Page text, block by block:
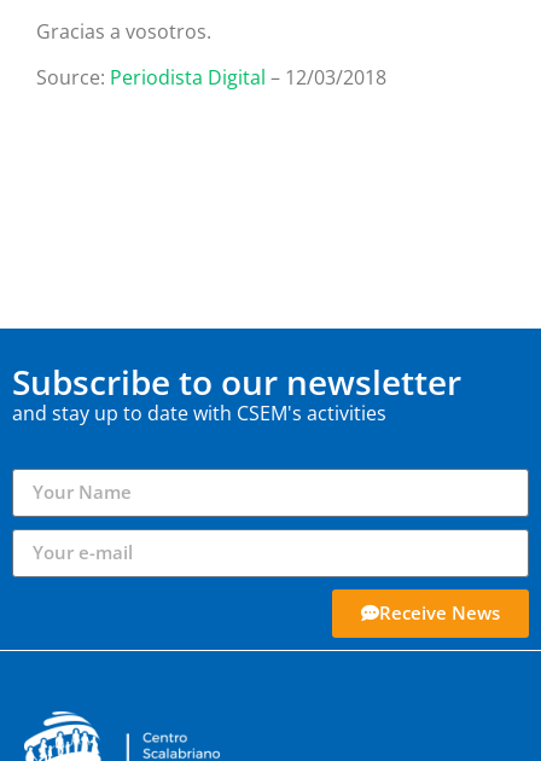
Gracias a vosotros.
Source: Periodista Digital – 12/03/2018
Subscribe to our newsletter
and stay up to date with CSEM's activities
Receive News